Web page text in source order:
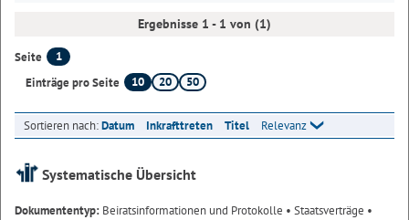
Ergebnisse 1 - 1 von (1)
Seite
1
Einträge pro Seite
10 20 50
Sortieren nach:Datum Inkrafttreten Titel Relevanz
Systematische Übersicht
Dokumententyp: Beiratsinformationen und Protokolle • Staatsverträge •